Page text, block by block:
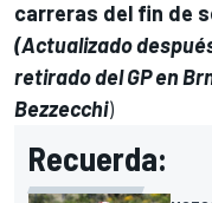
carreras del fin de
(Actualizado
retirado del GP en
Bezzecchi)
Recuerda: